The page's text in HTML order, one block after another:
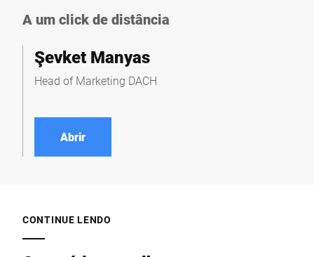
A um click de distância
Şevket Manyas
Head of Marketing DACH
Abrir
CONTINUE LENDO